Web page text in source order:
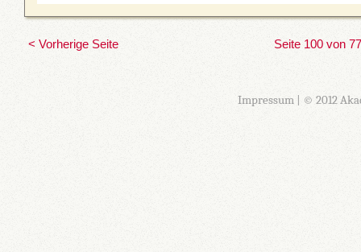
< Vorherige Seite Seite 100 von
Impressum| © 2012